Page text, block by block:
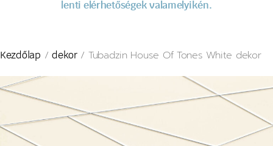
lenti elérhetőségek valamelyikén.
Kezdőlap /dekor/ Tubadzin House Of Tones White dekor